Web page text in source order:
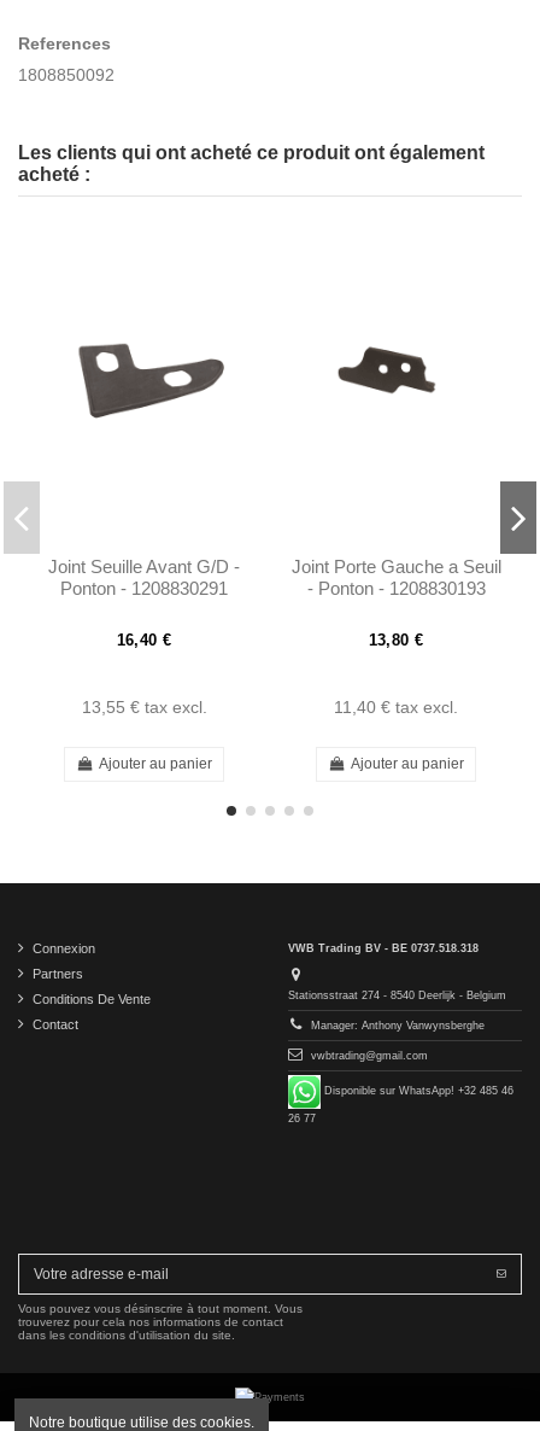
References
1808850092
Les clients qui ont acheté ce produit ont également
acheté :
Joint Seuille Avant G/D -
Ponton - 1208830291
16,40 €
13,55 € tax excl.
Ajouter au panier
Joint Porte Gauche a Seuil
- Ponton - 1208830193
13,80 €
11,40 € tax excl.
Ajouter au panier
Connexion
Partners
Conditions De Vente
Contact
VWB Trading BV - BE 0737.518.318
Stationsstraat 274 - 8540 Deerlijk - Belgium
Manager: Anthony Vanwynsberghe
vwbtrading@gmail.com
Disponible sur WhatsApp! +32 485 46
26 77
Vous pouvez vous désinscrire à tout moment. Vous
trouverez pour cela nos informations de contact
dans les conditions d'utilisation du site.
Notre boutique utilise des cookies.